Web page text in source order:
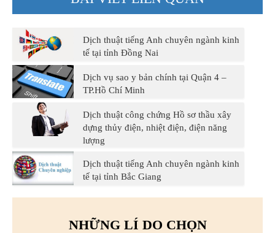
Dịch thuật tiếng Anh chuyên ngành kinh
tế tại tỉnh Đồng Nai
Dịch vụ sao y bản chính tại Quận 4 –
TP.Hồ Chí Minh
Dịch thuật công chứng Hồ sơ thầu xây
dựng thủy điện, nhiệt điện, điện năng
lượng
Dịch thuật tiếng Anh chuyên ngành kinh
tế tại tỉnh Bắc Giang
NHỮNG LÍ DO CHỌN